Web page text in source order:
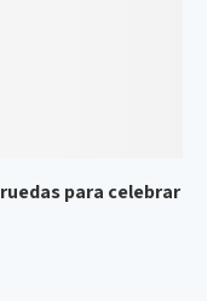
para celebrar